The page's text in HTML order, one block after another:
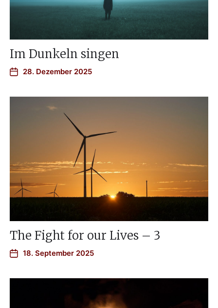
Im Dunkeln singen
28. Dezember 2025
The Fight for our Lives – 3
18. September 2025